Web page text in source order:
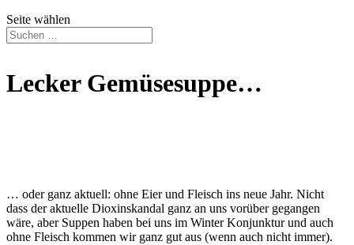
Seite wählen
Lecker Gemüsesuppe…
… oder ganz aktuell: ohne Eier und Fleisch ins neue Jahr. Nicht
dass der aktuelle Dioxinskandal ganz an uns vorüber gegangen
wäre, aber Suppen haben bei uns im Winter Konjunktur und auch
ohne Fleisch kommen wir ganz gut aus (wenn auch nicht immer).